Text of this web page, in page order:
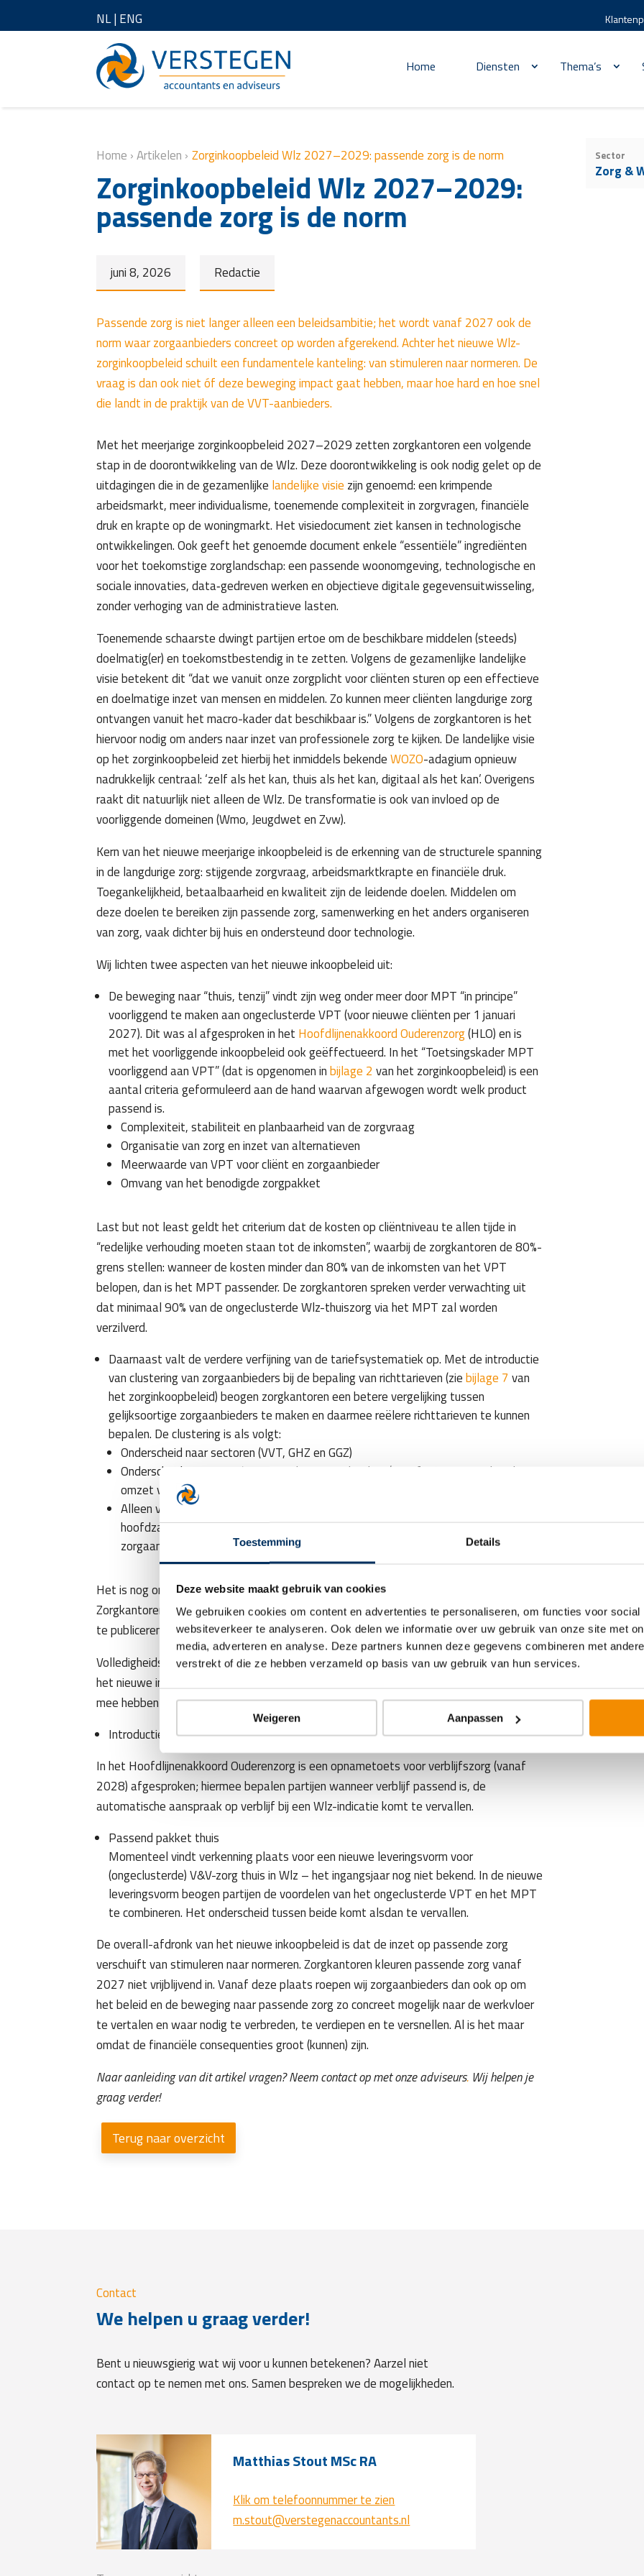
Toestemming Details
Deze website maakt gebruik van cookies
We gebruiken cookies om content en advertenties te personaliseren, om functies voor
websiteverkeer te analyseren. Ook delen we informatie over uw gebruik van onze site met
media, adverteren en analyse. Deze partners kunnen deze gegevens combineren met
verstrekt of die ze hebben verzameld op basis van uw gebruik van hun services.
Weigeren Aanpassen
NL| ENG
Home Diensten Thema’s
Home ›Artikelen › Zorginkoopbeleid Wlz 2027–2029: passende zorg is de norm
Zorginkoopbeleid Wlz 2027–2029:
passende zorg is de norm
juni 8, 2026 Redactie
Passende zorg is niet langer alleen een beleidsambitie; het wordt vanaf 2027 ook de
norm waar zorgaanbieders concreet op worden afgerekend. Achter het nieuwe Wlz-
zorginkoopbeleid schuilt een fundamentele kanteling: van stimuleren naar normeren. De
vraag is dan ook niet óf deze beweging impact gaat hebben, maar hoe hard en hoe snel
die landt in de praktijk van de VVT-aanbieders.
Met het meerjarige zorginkoopbeleid 2027–2029 zetten zorgkantoren een volgende
stap in de doorontwikkeling van de Wlz. Deze doorontwikkeling is ook nodig gelet op de
uitdagingen die in de gezamenlijke landelijke visie zijn genoemd: een krimpende
arbeidsmarkt, meer individualisme, toenemende complexiteit in zorgvragen, financiële
druk en krapte op de woningmarkt. Het visiedocument ziet kansen in technologische
ontwikkelingen. Ook geeft het genoemde document enkele “essentiële” ingrediënten
voor het toekomstige zorglandschap: een passende woonomgeving, technologische en
sociale innovaties, data‑gedreven werken en objectieve digitale gegevensuitwisseling,
zonder verhoging van de administratieve lasten.
Toenemende schaarste dwingt partijen ertoe om de beschikbare middelen (steeds)
doelmatig(er) en toekomstbestendig in te zetten. Volgens de gezamenlijke landelijke
visie betekent dit “dat we vanuit onze zorgplicht voor cliënten sturen op een effectieve
en doelmatige inzet van mensen en middelen. Zo kunnen meer cliënten langdurige zorg
ontvangen vanuit het macro-kader dat beschikbaar is.” Volgens de zorgkantoren is het
hiervoor nodig om anders naar inzet van professionele zorg te kijken. De landelijke visie
op het zorginkoopbeleid zet hierbij het inmiddels bekendeWOZO-adagium opnieuw
nadrukkelijk centraal: ‘zelf als het kan, thuis als het kan, digitaal als het kan’. Overigens
raakt dit natuurlijk niet alleen de Wlz. De transformatie is ook van invloed op de
voorliggende domeinen (Wmo, Jeugdwet en Zvw).
Kern van het nieuwe meerjarige inkoopbeleid is de erkenning van de structurele spanning
in de langdurige zorg: stijgende zorgvraag, arbeidsmarktkrapte en financiële druk.
Toegankelijkheid, betaalbaarheid en kwaliteit zijn de leidende doelen. Middelen om
deze doelen te bereiken zijn passende zorg, samenwerking en het anders organiseren
van zorg, vaak dichter bij huis en ondersteund door technologie.
Wij lichten twee aspecten van het nieuwe inkoopbeleid uit:
De beweging naar “thuis, tenzij” vindt zijn weg onder meer door MPT “in principe”
voorliggend te maken aan ongeclusterde VPT (voor nieuwe cliënten per 1 januari
2027). Dit was al afgesproken in het Hoofdlijnenakkoord Ouderenzorg(HLO) en is
met het voorliggende inkoopbeleid ook geëffectueerd. In het “Toetsingskader MPT
voorliggend aan VPT” (dat is opgenomen inbijlage 2 van het zorginkoopbeleid) is een
aantal criteria geformuleerd aan de hand waarvan afgewogen wordt welk product
passend is.
Complexiteit, stabiliteit en planbaarheid van de zorgvraag
Organisatie van zorg en inzet van alternatieven
Meerwaarde van VPT voor cliënt en zorgaanbieder
Omvang van het benodigde zorgpakket
Last but not least geldt het criterium dat de kosten op cliëntniveau te allen tijde in
“redelijke verhouding moeten staan tot de inkomsten”, waarbij de zorgkantoren de 80%-
grens stellen: wanneer de kosten minder dan 80% van de inkomsten van het VPT
belopen, dan is het MPT passender. De zorgkantoren spreken verder verwachting uit
dat minimaal 90% van de ongeclusterde Wlz-thuiszorg via het MPT zal worden
verzilverd.
Daarnaast valt de verdere verfijning van de tariefsystematiek op. Met de introductie
van clustering van zorgaanbieders bij de bepaling van richttarieven (ziebijlage 7 van
het zorginkoopbeleid) beogen zorgkantoren een betere vergelijking tussen
gelijksoortige zorgaanbieders te maken en daarmee reëlere richttarieven te kunnen
bepalen. De clustering is als volgt:
Onderscheid naar sectoren (VVT, GHZ en GGZ)
Onderscheid naar intra-/extramurale zorgaanbieders (vanaf 1% intramurale Wlz-
omzet vallen zorgaanbieders in het intramurale cluster)
Alleen voor de VVT-sector: onderscheid tussen extramurale zorgaanbieders die
hoofdzakelijk (85% of meer) VPT-omzet genereren en overige extramurale
zorgaanbieders
Het is nog ongewis wat de precieze effecten van deze clustering zullen zijn.
Zorgkantoren hebben aangegeven de richttariefpercentages per sector op 4 september
te publiceren. Nog even de adem inhouden dus.
Volledigheidshalve leggen wij ook alvast de vinger bij twee ontwikkelingen die niet in
het nieuwe inkoopbeleid zijn verwerkt, maar waar VVT-zorgaanbieders wel rekening
mee hebben te houden:
Introductie verblijfstoets
In het Hoofdlijnenakkoord Ouderenzorg is een opnametoets voor verblijfszorg (vanaf
2028) afgesproken; hiermee bepalen partijen wanneer verblijf passend is, de
automatische aanspraak op verblijf bij een Wlz-indicatie komt te vervallen.
Passend pakket thuis
Momenteel vindt verkenning plaats voor een nieuwe leveringsvorm voor
(ongeclusterde) V&V-zorg thuis in Wlz – het ingangsjaar nog niet bekend. In de nieuwe
leveringsvorm beogen partijen de voordelen van het ongeclusterde VPT en het MPT
te combineren. Het onderscheid tussen beide komt alsdan te vervallen.
De overall-afdronk van het nieuwe inkoopbeleid is dat de inzet op passende zorg
verschuift van stimuleren naar normeren. Zorgkantoren kleuren passende zorg vanaf
2027 niet vrijblijvend in. Vanaf deze plaats roepen wij zorgaanbieders dan ook op om
het beleid en de beweging naar passende zorg zo concreet mogelijk naar de werkvloer
te vertalen en waar nodig te verbreden, te verdiepen en te versnellen. Al is het maar
omdat de financiële consequenties groot (kunnen) zijn.
Naar aanleiding van dit artikel vragen? Neem contact op met onze adviseurs. Wij helpen je
graag verder!
Terug naar overzicht
Sector
Zorg &
Contact
We helpen u graag verder!
Bent u nieuwsgierig wat wij voor u kunnen betekenen? Aarzel niet
contact op te nemen met ons. Samen bespreken we de mogelijkheden.
Matthias Stout MSc RA
Klik om telefoonnummer te zien
m.stout@verstegenaccountants.nl